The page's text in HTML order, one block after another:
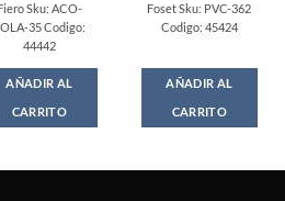
Sku: ACO-
35 Codigo:
44442
AÑADIR AL
CARRITO
Foset Sku: PVC-362
Codigo: 45424
AÑADIR AL
CARRITO